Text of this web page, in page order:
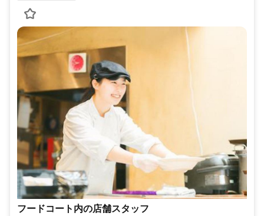
フードコート内の店舗スタッフ